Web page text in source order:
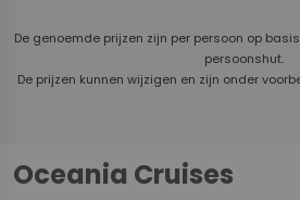
De genoemde prijzen zijn per persoon op
persoonshut.
De prijzen kunnen wijzigen en zijn onder
Oceania Cruises